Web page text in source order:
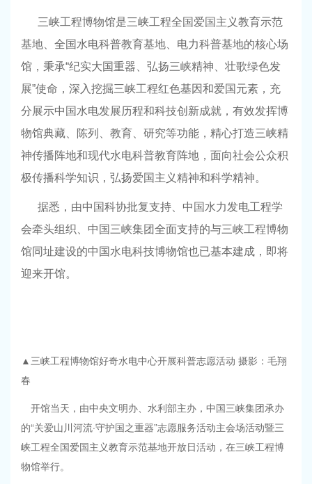
三峡工程博物馆是三峡工程全国爱国主义教育示范
基地、全国水电科普教育基地、电力科普基地的核心场
馆，秉承“纪实大国重器、弘扬三峡精神、壮歌绿色发
展”使命，深入挖掘三峡工程红色基因和爱国元素，充
分展示中国水电发展历程和科技创新成就，有效发挥博
物馆典藏、陈列、教育、研究等功能，精心打造三峡精
神传播阵地和现代水电科普教育阵地，面向社会公众积
极传播科学知识，弘扬爱国主义精神和科学精神。
据悉，由中国科协批复支持、中国水力发电工程学
会牵头组织、中国三峡集团全面支持的与三峡工程博物
馆同址建设的中国水电科技博物馆也已基本建成，即将
迎来开馆。
▲三峡工程博物馆好奇水电中心开展科普志愿活动 摄影：毛翔
春
开馆当天，由中央文明办、水利部主办，中国三峡集团承办
的“关爱山川河流·守护国之重器”志愿服务活动主会场活动暨三
峡工程全国爱国主义教育示范基地开放日活动，在三峡工程博
物馆举行。